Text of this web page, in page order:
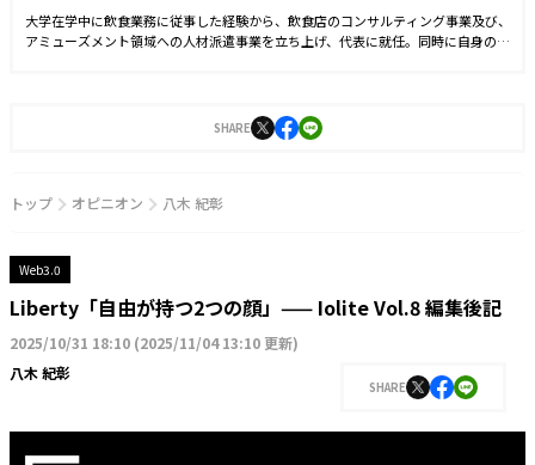
大学在学中に飲食業務に従事した経験から、飲食店のコンサルティング事業及び、
アミューズメント領域への人材派遣事業を立ち上げ、代表に就任。同時に自身のブ
刊。
SHARE
トップ オピニオン 八木 紀彰
Web3.0
Liberty「自由が持つ2つの顔」—— Iolite Vol.8 編集後記
2025/10/31 18:10 (2025/11/04 13:10 更新)
八木 紀彰
SHARE